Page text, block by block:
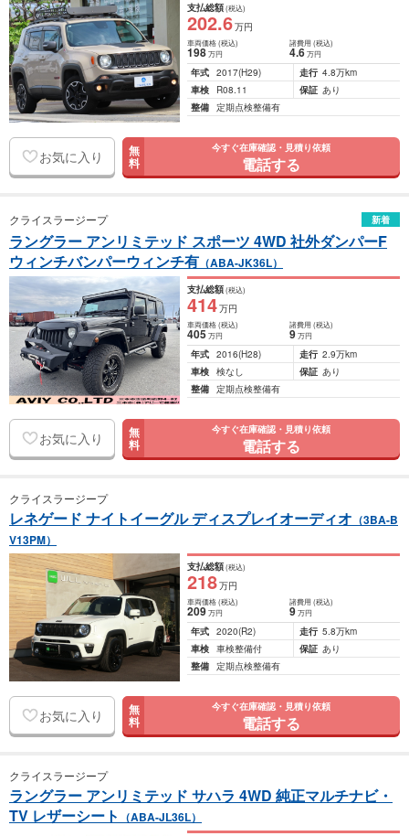
支払総額(税込)
202.6万円
車両価格(税込)
198万円
諸費用 (税込)
4.6 万円
年式 2017(H29) 走行 4.8万km
車検
R08.11 保証 あり
整備 定期点検整備有
お気に入り 無
料
今すぐ在庫確認・見積り依頼
電話する
クライスラージープ 新着
ラングラー アンリミテッド スポーツ 4WD 社外ダンパーF
ウィンチバンパーウィンチ有 （ABA-JK36L）
支払総額(税込)
414万円
車両価格(税込)
405万円
諸費用 (税込)
9 万円
年式 2016(H28) 走行 2.9万km
車検 検なし 保証 あり
整備 定期点検整備有
お気に入り 無
料
今すぐ在庫確認・見積り依頼
電話する
クライスラージープ
レネゲード ナイトイーグル ディスプレイオーディオ （3BA-B
V13PM）
支払総額(税込)
218万円
車両価格(税込)
209万円
諸費用 (税込)
9 万円
年式 2020(R2) 走行 5.8万km
車検 車検整備付 保証 あり
整備 定期点検整備有
お気に入り 無
料
今すぐ在庫確認・見積り依頼
電話する
クライスラージープ
ラングラー アンリミテッド サハラ 4WD 純正マルチナビ・
TV レザーシート （ABA-JL36L）